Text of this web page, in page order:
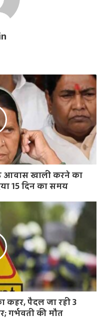
आवास खाली करने का
15 दिन का समय
कहर, पैदल जा रही 3
गर्भवती की मौत